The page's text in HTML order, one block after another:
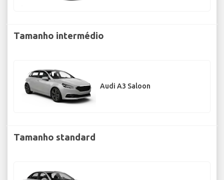
Tamanho intermédio
Audi A3 Saloon
Tamanho standard